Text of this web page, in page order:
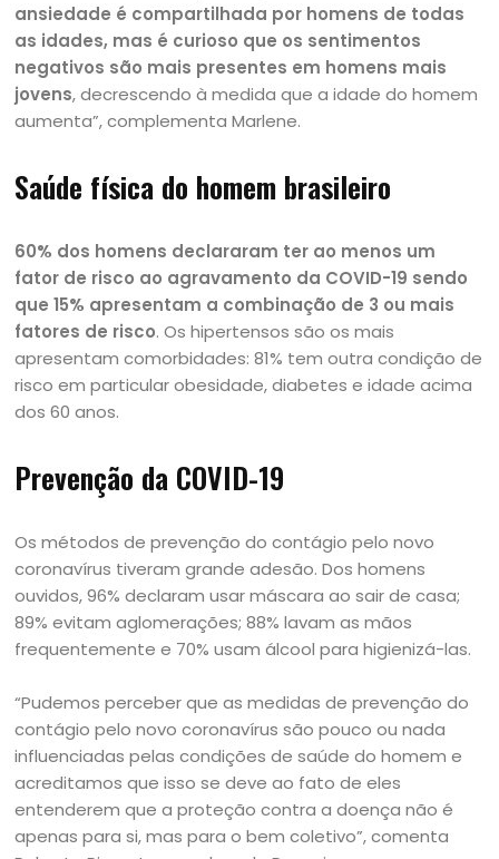
ansiedade é compartilhada por homens de todas
as idades, mas é curioso que os sentimentos
negativos são mais presentes em homens mais
jovens, decrescendo à medida que a idade do homem
aumenta”, complementa Marlene.
Saúde física do homem brasileiro
60% dos homens declararam ter ao menos um
fator de risco ao agravamento da COVID-19 sendo
que 15% apresentam a combinação de 3 ou mais
fatores de risco. Os hipertensos são os mais
apresentam comorbidades: 81% tem outra condição de
risco em particular obesidade, diabetes e idade acima
dos 60 anos.
Prevenção da COVID-19
Os métodos de prevenção do contágio pelo novo
coronavírus tiveram grande adesão. Dos homens
ouvidos, 96% declaram usar máscara ao sair de casa;
89% evitam aglomerações; 88% lavam as mãos
frequentemente e 70% usam álcool para higienizá-las.
“Pudemos perceber que as medidas de prevenção do
contágio pelo novo coronavírus são pouco ou nada
influenciadas pelas condições de saúde do homem e
acreditamos que isso se deve ao fato de eles
entenderem que a proteção contra a doença não é
apenas para si, mas para o bem coletivo”, comenta